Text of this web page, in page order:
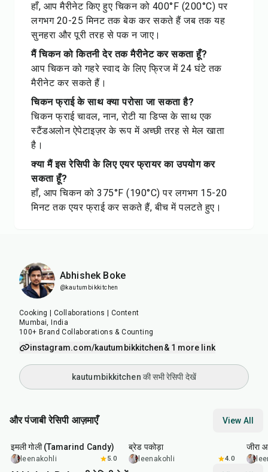
हाँ, आप मैरीनेट किए हुए चिकन को 400°F (200°C) पर
लगभग 20-25 मिनट तक बेक कर सकते हैं जब तक यह
सुनहरा और पूरी तरह से पक न जाए।
मैं चिकन को कितनी देर तक मैरीनेट कर सकता हूँ?
आप चिकन को गहरे स्वाद के लिए फ्रिज में 24 घंटे तक
मैरीनेट कर सकते हैं।
चिकन फ्राई के साथ क्या परोसा जा सकता है?
चिकन फ्राई चावल, नान, रोटी या डिप्स के साथ एक
स्टैंडअलोन ऐपेटाइज़र के रूप में अच्छी तरह से मेल खाता
है।
क्या मैं इस रेसिपी के लिए एयर फ्रायर का उपयोग कर
सकता हूँ?
हाँ, आप चिकन को 375°F (190°C) पर लगभग 15-20
मिनट तक एयर फ्राई कर सकते हैं, बीच में पलटते हुए।
Abhishek Boke
@kautumbikkitchen
Cooking | Collaborations | Content
Mumbai, India
100+ Brand Collaborations & Counting
instagram.com/kautumbikkitchen& 1 more link
kautumbikkitchen की सभी रेसिपी देखें
और पंजाबी रेसिपी आज़माएँ View All
1
इमली गोली (Tamarind Candy)
leenakohli 5.0
ब्रेड पकोड़ा
leenakohli 4.0
जीरा